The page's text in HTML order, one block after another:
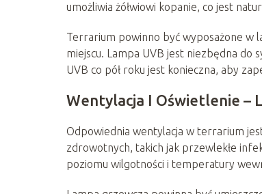
umożliwia żółwiowi kopanie, co jest
Terrarium powinno być wyposażone w
miejscu. Lampa UVB jest niezbędna
UVB co pół roku jest konieczna, aby
Wentylacja I Oświetlenie –
Odpowiednia wentylacja w terrarium
zdrowotnych, takich jak przewlekłe
poziomu wilgotności i temperatury